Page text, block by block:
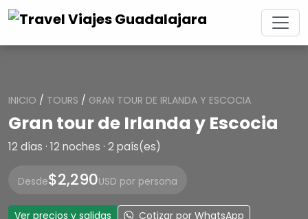
INICIO / TOURS / GRAN TOUR DE IRLANDA Y ESCOCIA
Gran tour de Irlanda y Escocia
12 días · 12 noches · 2 país(es)
Desde$2,290USD por persona
Ver precios y salidas Cotizar por WhatsApp